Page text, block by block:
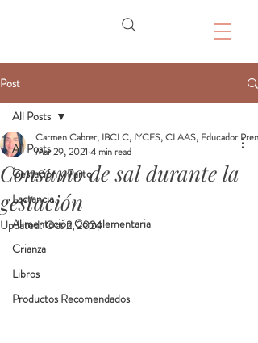
Post
All Posts
Gestación y Parto
Lactancia
Alimentación Complementaria
Crianza
Libros
Productos Recomendados
All Posts
Consumo de sal durante la
gestación
Carmen Cabrer, IBCLC, IYCFS, CLAAS, Educador
Mar 29, 2021 4 min read
Updated:Oct 2, 2024